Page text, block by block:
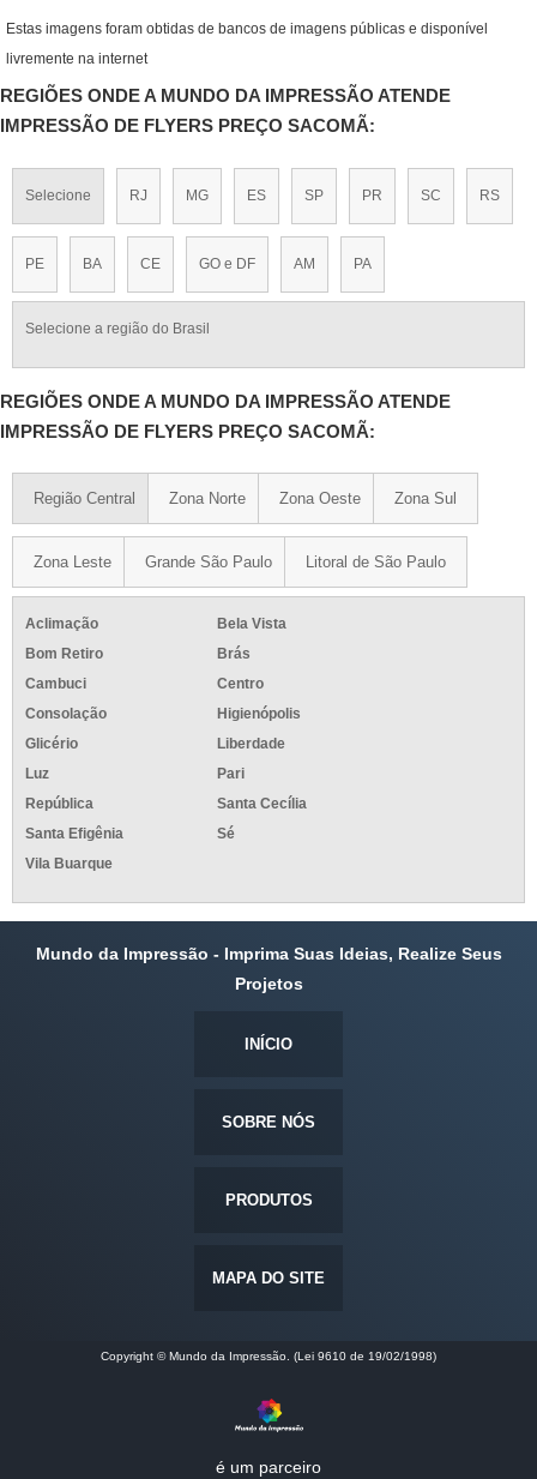
Estas imagens foram obtidas de bancos de imagens públicas e disponível
livremente na internet
REGIÕES ONDE A MUNDO DA IMPRESSÃO ATENDE
IMPRESSÃO DE FLYERS PREÇO SACOMÃ:
Selecione RJ MG ES SP PR SC RS
PE BA CE GO e DF AM PA
Selecione a região do Brasil
REGIÕES ONDE A MUNDO DA IMPRESSÃO ATENDE
IMPRESSÃO DE FLYERS PREÇO SACOMÃ:
Região Central Zona Norte Zona Oeste Zona Sul
Zona Leste Grande São Paulo Litoral de São Paulo
Aclimação
Bela Vista
Bom Retiro
Brás
Cambuci
Centro
Consolação
Higienópolis
Glicério
Liberdade
Luz
Pari
República
Santa Cecília
Santa Efigênia
Sé
Vila Buarque
Mundo da Impressão - Imprima Suas Ideias, Realize Seus
Projetos
INÍCIO
SOBRE NÓS
PRODUTOS
MAPA DO SITE
Copyright © Mundo da Impressão. (Lei 9610 de 19/02/1998)
é um parceiro